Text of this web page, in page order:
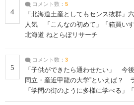
4
コメント数： 5
「北海道土産としてもセンス抜群」
人気 「こんなの初めて」「箱買いす
北海道 ねとらぼリサーチ
5
コメント数： 3
「子供ができたら通わせたい」 今
同立・産近甲龍の大学”といえば？
「学問の街のように多様に学べる」
| 大学 ねとらぼリサーチ